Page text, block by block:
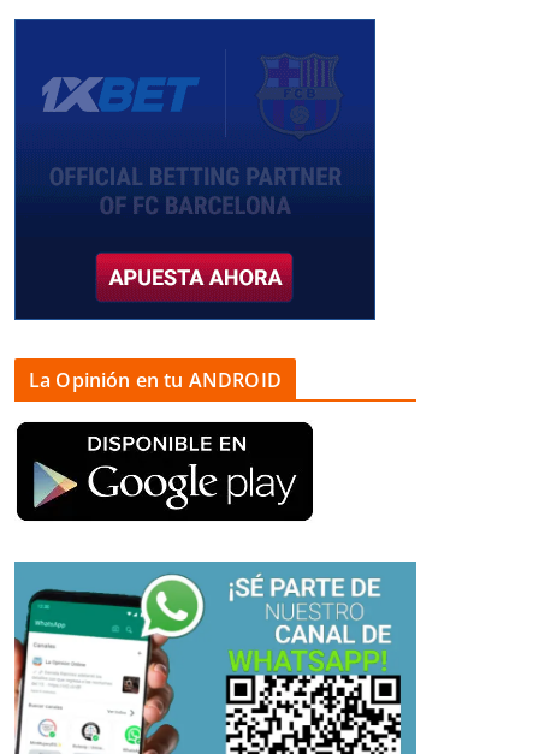
La Opinión en tu ANDROID